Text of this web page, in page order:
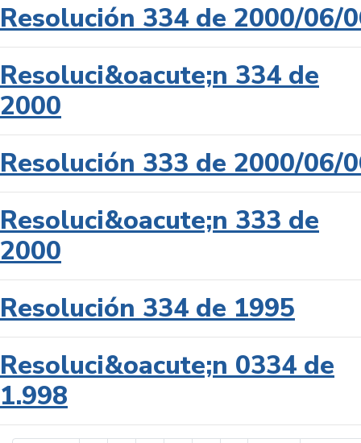
Resolución 334 de 2000/06/
Resoluci&oacute;n 334 de
2000
Resolución 333 de 2000/06/
Resoluci&oacute;n 333 de
2000
Resolución 334 de 1995
Resoluci&oacute;n 0334 de
1.998